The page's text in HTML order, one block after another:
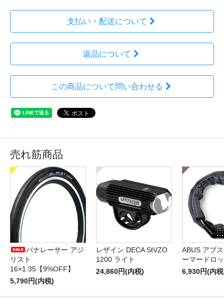
支払い・配送について
返品について
この商品について問い合わせる
売れ筋商品
パナレーサー アジ
リスト
16×1.35【9%OFF】
5,790円(内税)
レザイン DECA StVZO
1200 ライト
24,860円(内税)
ABUS アブ
ーマードロ
6,930円(内